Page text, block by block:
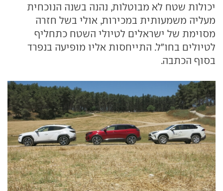
יכולות שטח לא מבוטלות, נהנה בשנה הנוכחית
מעליה משמעותית במכירות, אולי בשל חזרה
מסוימת של ישראלים לטיולי השטח כתחליף
לטיולים בחו"ל. התייחסות אליו מופיעה בנפרד
בסוף הכתבה.